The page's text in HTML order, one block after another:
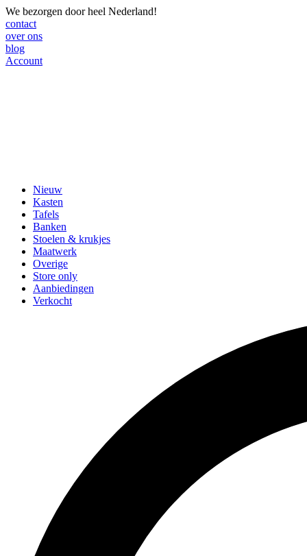
We bezorgen door heel Nederland!
contact
over ons
blog
Account
Nieuw
Kasten
Tafels
Banken
Stoelen & krukjes
Maatwerk
Overige
Store only
Aanbiedingen
Verkocht